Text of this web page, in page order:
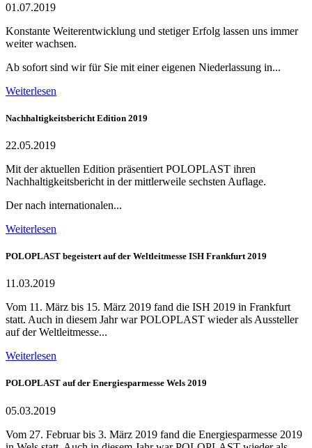
01.07.2019
Konstante Weiterentwicklung und stetiger Erfolg lassen uns immer
weiter wachsen.
Ab sofort sind wir für Sie mit einer eigenen Niederlassung in...
Weiterlesen
Nachhaltigkeitsbericht Edition 2019
22.05.2019
Mit der aktuellen Edition präsentiert POLOPLAST ihren
Nachhaltigkeitsbericht in der mittlerweile sechsten Auflage.
Der nach internationalen...
Weiterlesen
POLOPLAST begeistert auf der Weltleitmesse ISH Frankfurt 2019
11.03.2019
Vom 11. März bis 15. März 2019 fand die ISH 2019 in Frankfurt
statt. Auch in diesem Jahr war POLOPLAST wieder als Aussteller
auf der Weltleitmesse...
Weiterlesen
POLOPLAST auf der Energiesparmesse Wels 2019
05.03.2019
Vom 27. Februar bis 3. März 2019 fand die Energiesparmesse 2019